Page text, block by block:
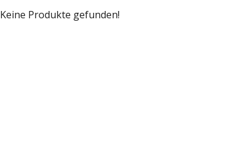
Keine Produkte gefunden!